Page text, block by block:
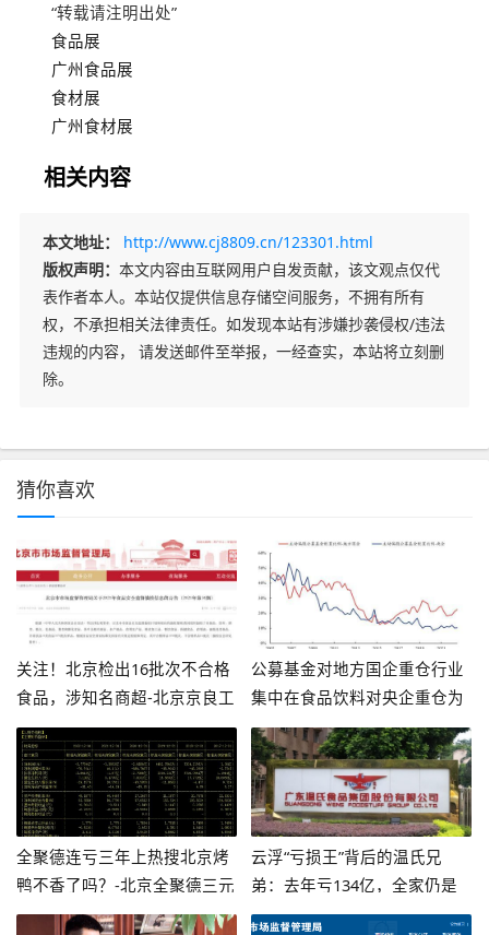
“转载请注明出处”
食品展
广州食品展
食材展
广州食材展
相关内容
本文地址：
http://www.cj8809.cn/123301.html
版权声明： 本文内容由互联网用户自发贡献，该文观点仅代
表作者本人。本站仅提供信息存储空间服务，不拥有所有
权，不承担相关法律责任。如发现本站有涉嫌抄袭侵权/违法
违规的内容， 请发送邮件至举报，一经查实，本站将立刻删
除。
猜你喜欢
关注！北京检出16批次不合格
食品，涉知名商超-北京京良工
贸有限责任公司
公募基金对地方国企重仓行业
集中在食品饮料对央企重仓为
国防军工、房地产和商贸零售-
基金重仓股票好吗
全聚德连亏三年上热搜北京烤
鸭不香了吗？-北京全聚德三元
金星食品公司
云浮“亏损王”背后的温氏兄
弟：去年亏134亿，全家仍是
亿万富豪-广东温氏食品集团有